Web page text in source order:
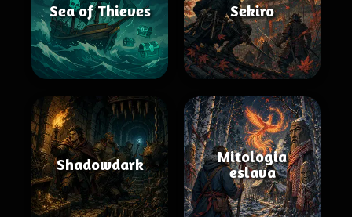
Sea of Thieves Sekiro
Shadowdark
Mitologia
eslava